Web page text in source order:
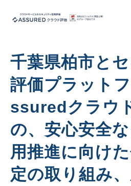
導入/活用事
セミナー
コラム
お役立ち資
千葉県柏市と
評価プラット
ssuredクラウ
の、安心安全
用推進に向け
定の取り組み